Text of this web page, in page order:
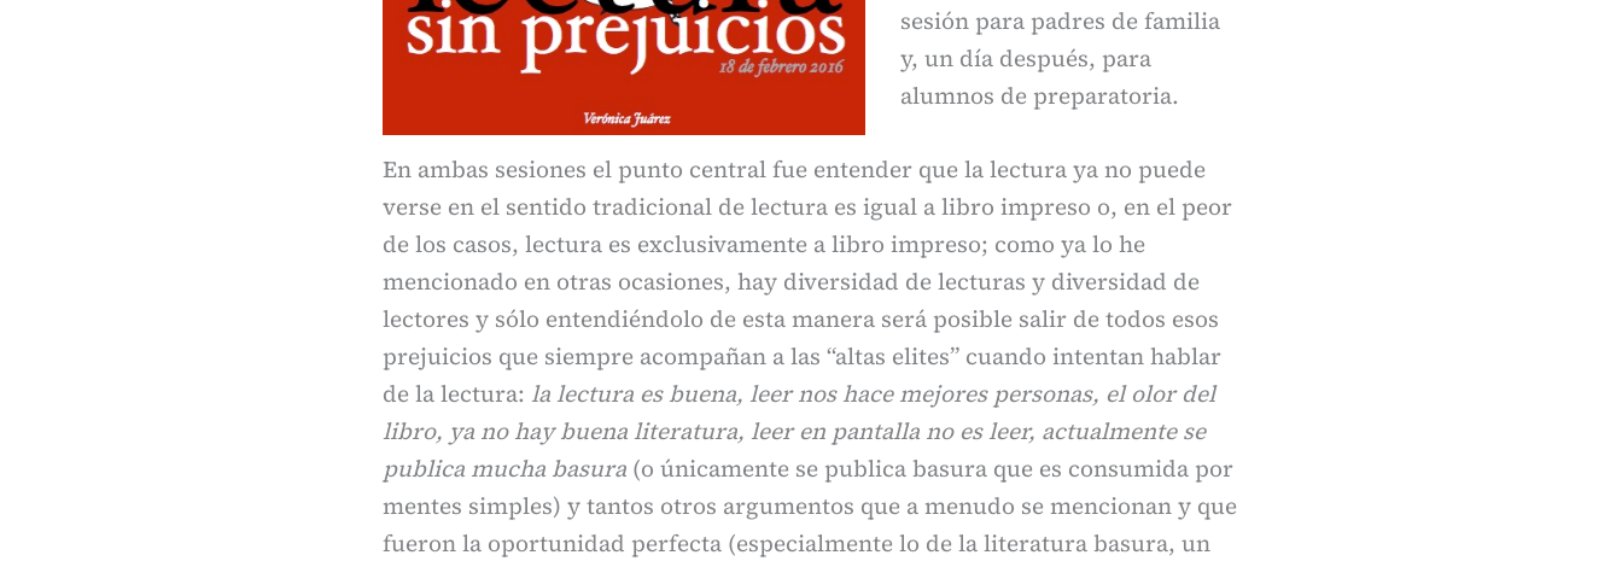
sesión para padres de familia
y, un día después, para
alumnos de preparatoria.
En ambas sesiones el punto central fue entender que la lectura ya no puede
verse en el sentido tradicional de lectura es igual a libro impreso o, en el peor
de los casos, lectura es exclusivamente a libro impreso; como ya lo he
mencionado en otras ocasiones, hay diversidad de lecturas y diversidad de
lectores y sólo entendiéndolo de esta manera será posible salir de todos esos
prejuicios que siempre acompañan a las “altas elites” cuando intentan hablar
de la lectura: la lectura es buena, leer nos hace mejores personas, el olor del
libro, ya no hay buena literatura, leer en pantalla no es leer, actualmente se
publica mucha basura (o únicamente se publica basura que es consumida por
mentes simples) y tantos otros argumentos que a menudo se mencionan y que
fueron la oportunidad perfecta (especialmente lo de la literatura basura, un